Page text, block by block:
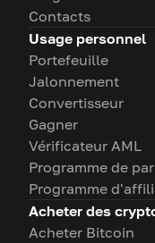
Contacts
Usage personnel
Portefeuille
Jalonnement
Convertisseur
Gagner
Vérificateur AML
Programme de
Programme
Acheter des
Acheter Bitcoin